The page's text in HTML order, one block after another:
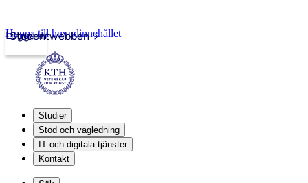
Studentwebben
Logga in
Hoppa till huvudinnehållet
Studier
Stöd och vägledning
IT och digitala tjänster
Kontakt